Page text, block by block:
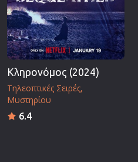
Κληρονόμος (2024)
Τηλεοπτικές Σειρές
Μυστηρίου
6.4